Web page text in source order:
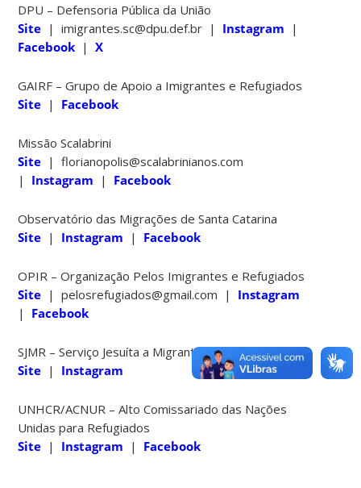
DPU – Defensoria Pública da União
Site | imigrantes.sc@dpu.def.br | Instagram |
Facebook |X
GAIRF – Grupo de Apoio a Imigrantes e Refugiados
Site | Facebook
Missão Scalabrini
Site | florianopolis@scalabrinianos.com
| Instagram | Facebook
Observatório das Migrações de Santa Catarina
Site | Instagram | Facebook
OPIR – Organização Pelos Imigrantes e Refugiados
Site | pelosrefugiados@gmail.com | Instagram
| Facebook
SJMR – Serviço Jesuíta a Migrantes e Refugiados
Site | Instagram
UNHCR/ACNUR – Alto Comissariado das Nações
Unidas para Refugiados
Site | Instagram | Facebook